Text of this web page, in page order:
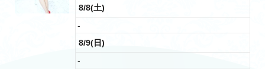
8/8(土)
-
8/9(日)
-